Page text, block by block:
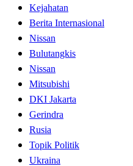
Kejahatan
Berita Internasional
Nissan
Bulutangkis
Nissan
Mitsubishi
DKI Jakarta
Gerindra
Rusia
Topik Politik
Ukraina